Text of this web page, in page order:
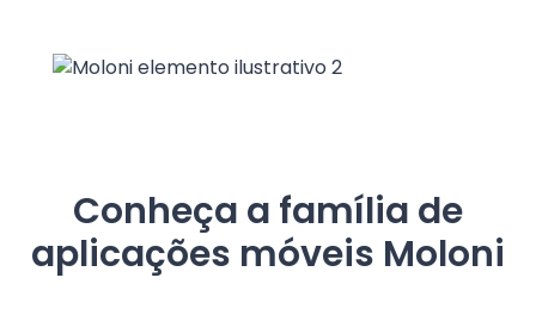
Conheça a família de
aplicações móveis Moloni